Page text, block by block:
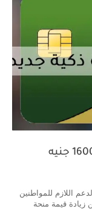
وزارة التموين تعلن عن دعم إضافي 1600 جنيه
اللازم للمواطنين
زيادة قيمة منحة